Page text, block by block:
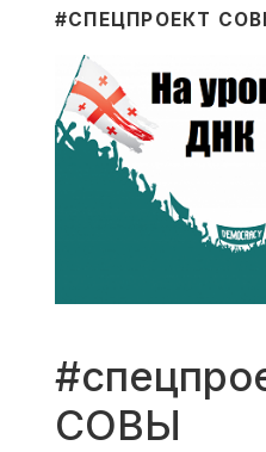
#CПЕЦПРОЕКТ
СОВЫ